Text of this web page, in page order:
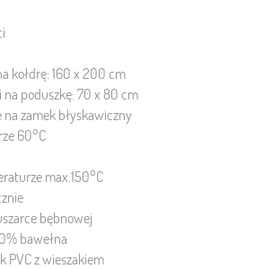
kołdrę: 160 x 200 cm
poduszkę: 70 x 80 cm
na zamek błyskawiczny
60°C
max.150°C
bębnowej
bawełna
PVC z wieszakiem